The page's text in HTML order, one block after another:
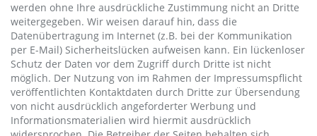
werden ohne Ihre ausdrückliche Zustimmung nicht an Dritte
weitergegeben. Wir weisen darauf hin, dass die
Datenübertragung im Internet (z.B. bei der Kommunikation
per E-Mail) Sicherheitslücken aufweisen kann. Ein lückenloser
Schutz der Daten vor dem Zugriff durch Dritte ist nicht
möglich. Der Nutzung von im Rahmen der Impressumspflicht
veröffentlichten Kontaktdaten durch Dritte zur Übersendung
von nicht ausdrücklich angeforderter Werbung und
Informationsmaterialien wird hiermit ausdrücklich